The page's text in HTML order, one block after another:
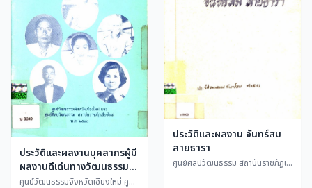
ประวัติและผลงานบุคลากรผู้มี
ผลงานดีเด่นทางวัฒนธรรม
ระดับจังหวัดเชียงใหม่ ประจำปี
ศูนย์วัฒนธรรมจังหวัดเชียงใหม่ ศูนย์ศิลปวัฒนธรรม สถาบันราชภัฏเชียงใหม่
ประวัติและผลงาน จันทร์สม
สายธารา
ศูนย์ศิลปวัฒนธรรม สถาบันราชภัฏเชียงใหม่